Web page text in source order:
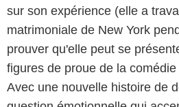
sur son expérience (elle a
matrimoniale de New York
prouver qu'elle peut se
figures de proue de la
Avec une nouvelle histoire de